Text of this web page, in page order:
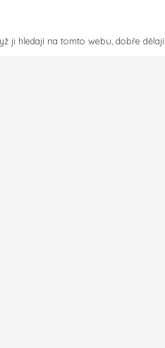
ji hledají na tomto webu, dobře dělají.